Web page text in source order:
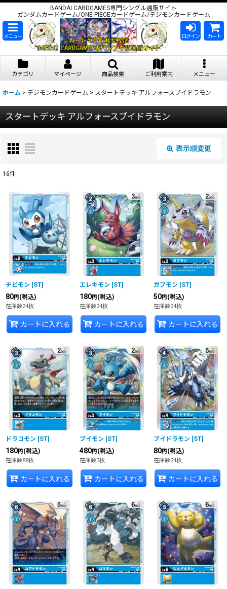
BANDAI CARDGAMES専門シングル通販サイト
ガンダムカードゲーム/ONE PIECEカードゲーム/デジモンカードゲーム
メニュー ログイン カート
カテゴリ マイページ 商品検索 ご利用案内 メニュー
ホーム > デジモンカードゲーム > スタートデッキ アルフォースブイドラモン
スタートデッキ アルフォースブイドラモン
表示順変更
在庫あり
並び順:
絞り込む
16件
チビモン [ST]
80円 (税込)
在庫数24枚
カートに入れる
エレキモン [ST]
180円 (税込)
在庫数24枚
カートに入れる
ガブモン [ST]
50円 (税込)
在庫数24枚
カートに入れる
ドラコモン [ST]
180円 (税込)
在庫数88枚
カートに入れる
ブイモン [ST]
480円 (税込)
在庫数3枚
カートに入れる
ブイドラモン [ST]
80円 (税込)
在庫数24枚
カートに入れる